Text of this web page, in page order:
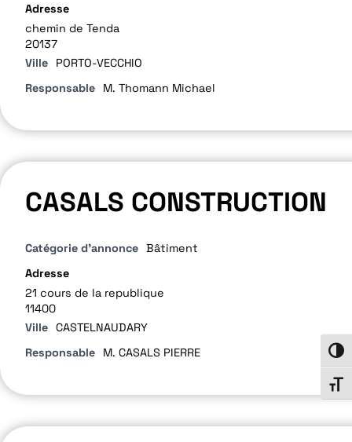
Adresse
chemin de Tenda
20137
Ville
PORTO-VECCHIO
Responsable
M. Thomann Michael
CASALS CONSTRUCTION
Catégorie d'annonce Bâtiment
Adresse
21 cours de la republique
11400
Ville CASTELNAUDARY
Responsable
M. CASALS PIERRE